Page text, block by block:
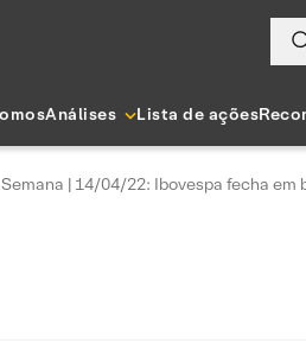
Análises Lista de ações
| 14/04/22: Ibovespa fecha em